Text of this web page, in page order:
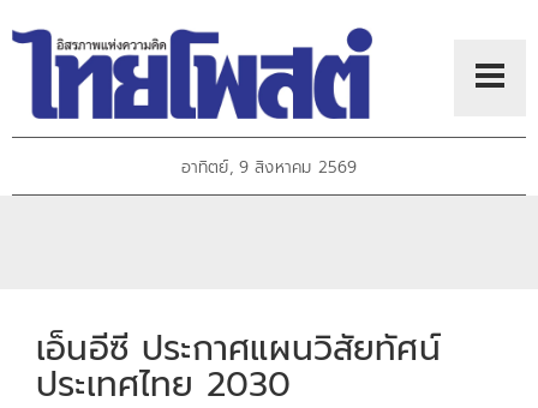
อาทิตย์, 9 สิงหาคม 2569
เอ็นอีซี ประกาศแผนวิสัยทัศน์
ประเทศไทย 2030